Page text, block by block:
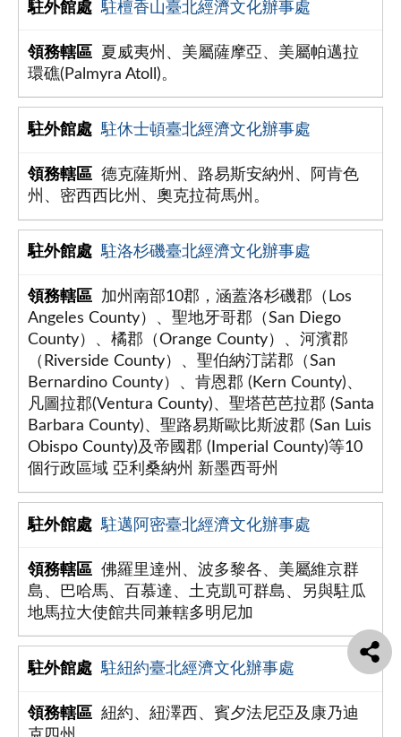
駐檀香山臺北經濟文化辦事處
夏威夷州、美屬薩摩亞、美屬帕邁拉
環礁(Palmyra Atoll)。
駐休士頓臺北經濟文化辦事處
德克薩斯州、路易斯安納州、阿肯色
州、密西西比州、奧克拉荷馬州。
駐洛杉磯臺北經濟文化辦事處
加州南部10郡，涵蓋洛杉磯郡（Los
Angeles County）、聖地牙哥郡（San Diego
County）、橘郡（Orange County）、河濱郡
（Riverside County）、聖伯納汀諾郡（San
Bernardino County）、肯恩郡 (Kern County)、
凡圖拉郡(Ventura County)、聖塔芭芭拉郡 (Santa
Barbara County)、聖路易斯歐比斯波郡 (San Luis
Obispo County)及帝國郡 (Imperial County)等10
個行政區域 亞利桑納州 新墨西哥州
駐邁阿密臺北經濟文化辦事處
佛羅里達州、波多黎各、美屬維京群
島、巴哈馬、百慕達、土克凱可群島、另與駐瓜
地馬拉大使館共同兼轄多明尼加
駐紐約臺北經濟文化辦事處
紐約、紐澤西、賓夕法尼亞及康乃迪